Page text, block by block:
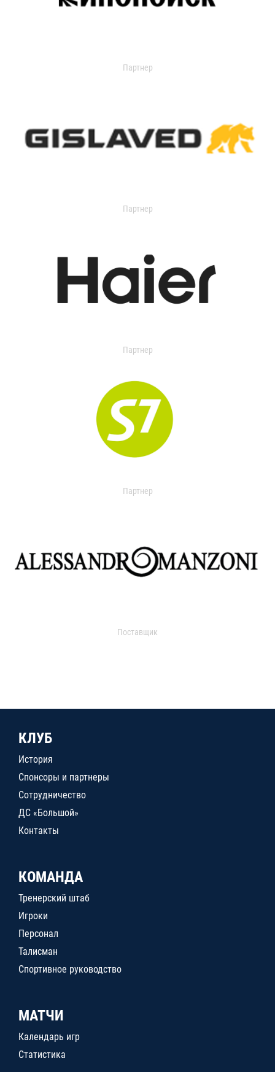
Партнер
Партнер
Партнер
Партнер
Поставщик
КЛУБ
История
Спонсоры и партнеры
Сотрудничество
ДС «Большой»
Контакты
КОМАНДА
Тренерский штаб
Игроки
Персонал
Талисман
Спортивное руководство
МАТЧИ
Календарь игр
Статистика